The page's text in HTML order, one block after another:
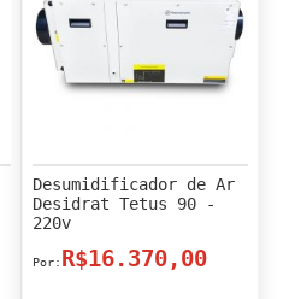
Desumidificador de Ar
Desidrat Tetus 90 -
220v
R$16.370,00